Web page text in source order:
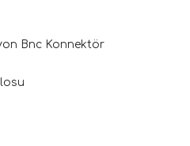
Bnc Konnektör